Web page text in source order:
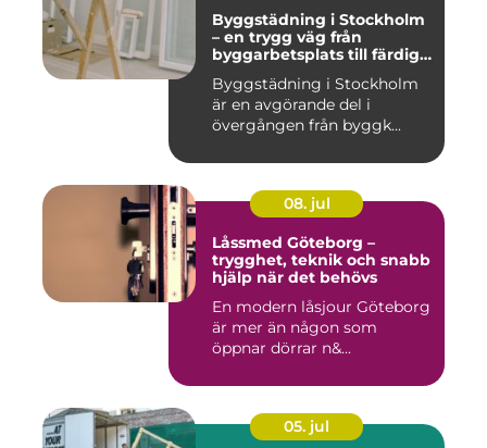
Byggstädning i Stockholm
– en trygg väg från
byggarbetsplats till färdig
Byggstädning i Stockholm
är en avgörande del i
övergången från byggk...
08. jul
Låssmed Göteborg –
trygghet, teknik och snabb
hjälp när det behövs
En modern låsjour Göteborg
är mer än någon som
öppnar dörrar n&...
05. jul